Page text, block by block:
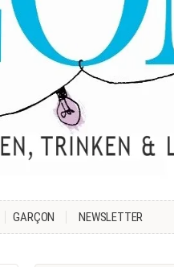
GARÇON NEWSLETTER